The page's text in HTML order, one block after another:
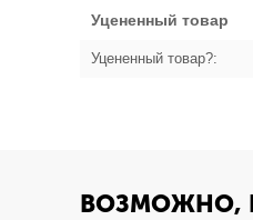
Уцененный товар
Уцененный товар?:
ВОЗМОЖНО,